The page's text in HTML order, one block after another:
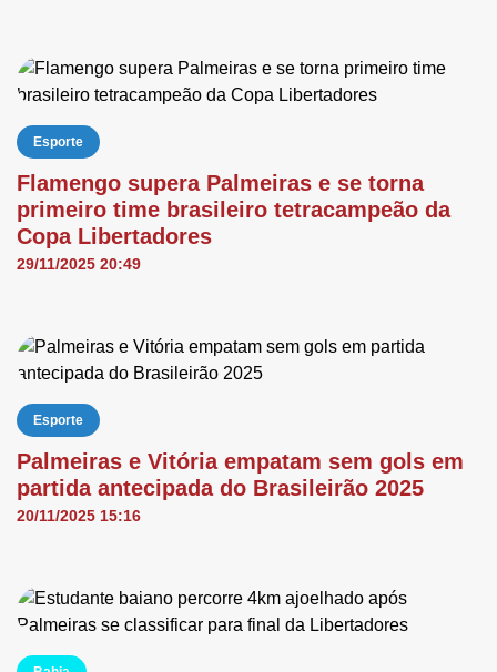
Esporte
Flamengo supera Palmeiras e se torna
primeiro time brasileiro tetracampeão da
Copa Libertadores
29/11/2025 20:49
Esporte
Palmeiras e Vitória empatam sem gols em
partida antecipada do Brasileirão 2025
20/11/2025 15:16